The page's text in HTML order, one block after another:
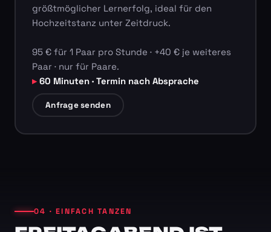
größtmöglicher Lernerfolg, ideal für den
Hochzeitstanz unter Zeitdruck.
95 € für 1 Paar pro Stunde · +40 € je weiteres
Paar · nur für Paare.
60 Minuten · Termin nach Absprache
Anfrage senden
04 · EINFACH TANZEN